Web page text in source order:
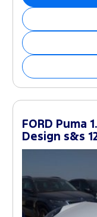
FORD Puma
Design s&s